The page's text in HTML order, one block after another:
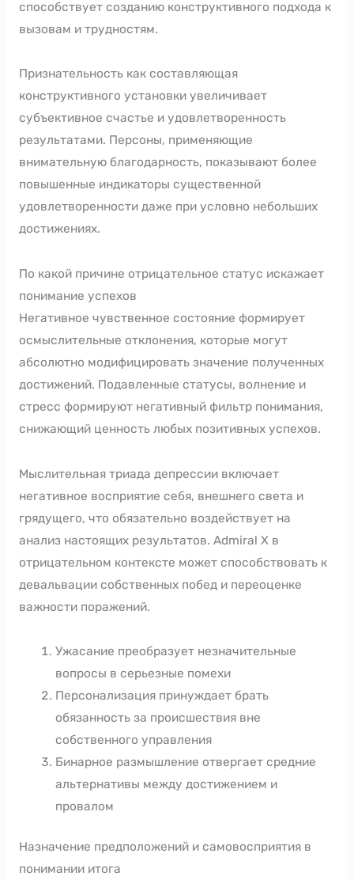
способствует созданию конструктивного подхода к
вызовам и трудностям.
Признательность как составляющая
конструктивного установки увеличивает
субъективное счастье и удовлетворенность
результатами. Персоны, применяющие
внимательную благодарность, показывают более
повышенные индикаторы существенной
удовлетворенности даже при условно небольших
достижениях.
По какой причине отрицательное статус искажает
понимание успехов
Негативное чувственное состояние формирует
осмыслительные отклонения, которые могут
абсолютно модифицировать значение полученных
достижений. Подавленные статусы, волнение и
стресс формируют негативный фильтр понимания,
снижающий ценность любых позитивных успехов.
Мыслительная триада депрессии включает
негативное восприятие себя, внешнего света и
грядущего, что обязательно воздействует на
анализ настоящих результатов. Admiral X в
отрицательном контексте может способствовать к
девальвации собственных побед и переоценке
важности поражений.
Ужасание преобразует незначительные
вопросы в серьезные помехи
Персонализация принуждает брать
обязанность за происшествия вне
собственного управления
Бинарное размышление отвергает средние
альтернативы между достижением и
провалом
Назначение предположений и самовосприятия в
понимании итога